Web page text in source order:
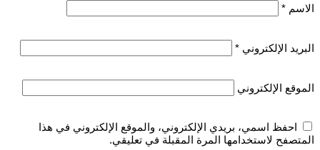
الاسم *
البريد الإلكتروني *
الموقع الإلكتروني
احفظ اسمي، بريدي الإلكتروني، والموقع الإلكتروني في هذا
المتصفح لاستخدامها المرة المقبلة في تعليقي.